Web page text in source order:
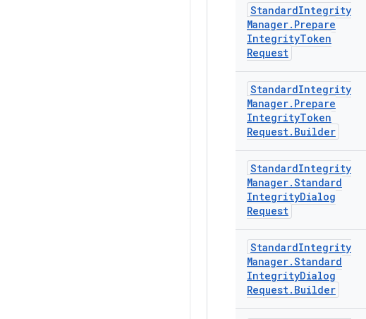
StandardIntegrity
Manager. Prepare
IntegrityToken
Request
StandardIntegrity
Manager. Prepare
IntegrityToken
Request. Builder
StandardIntegrity
Manager.Standard
IntegrityDialog
Request
StandardIntegrity
Manager.Standard
IntegrityDialog
Request. Builder